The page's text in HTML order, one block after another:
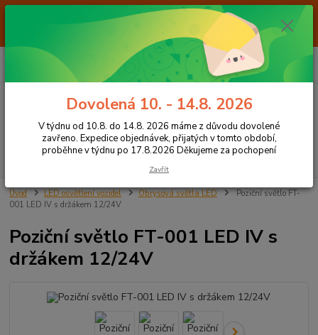
Od 7.8. do 14.8. 2026 máme z důvodu dovolené ZAVŘENO. Expedice
objednávek, přijatých v tomto období, proběhne v týdnu po 17.8.2026
Děkujeme za pochopení
CZK
Hledat
+420 605 283 713
za0,00 Kč
Úvod LED osvětlení vozidel Obrysová světla LED
Poziční světlo FT-
001 LED IV s držákem 12/24V
Poziční světlo FT-001 LED IV s
držákem 12/24V
Dovolená 10. - 14.8. 2026
V týdnu od 10.8. do 14.8. 2026 máme z důvodu dovolené
zavřeno. Expedice objednávek, přijatých v tomto období,
proběhne v týdnu po 17.8.2026 Děkujeme za pochopení
Zavřít